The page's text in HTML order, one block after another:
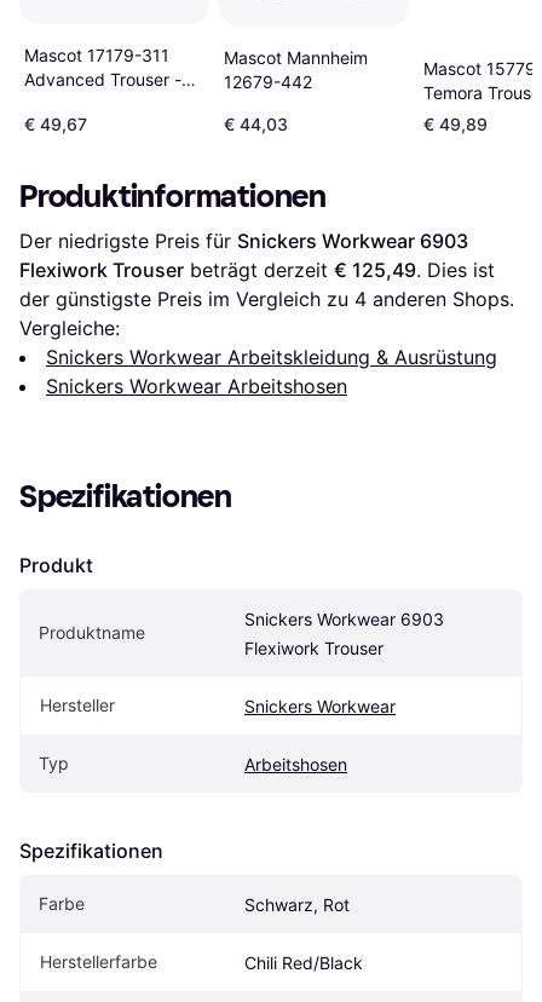
Mascot 17179-311
Advanced Trouser -
€ 49,67
Mascot Mannheim
12679-442
€ 44,03
Mascot
Temora
€ 49,89
Produktinformationen
Der niedrigste Preis für Snickers Workwear 6903
Flexiwork Trouser beträgt derzeit € 125,49. Dies ist
der günstigste Preis im Vergleich zu 4 anderen Shops.
Vergleiche:
Snickers Workwear Arbeitskleidung & Ausrüstung
Snickers Workwear Arbeitshosen
Spezifikationen
Produkt
Produktname
Snickers Workwear 6903
Flexiwork Trouser
Hersteller Snickers Workwear
Typ Arbeitshosen
Spezifikationen
Farbe Schwarz, Rot
Herstellerfarbe Chili Red/Black